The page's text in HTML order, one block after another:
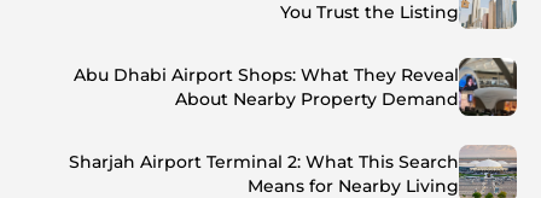
You Trust the Listing
Abu Dhabi Airport Shops: What They Reveal
About Nearby Property Demand
Sharjah Airport Terminal 2: What This Search
Means for Nearby Living